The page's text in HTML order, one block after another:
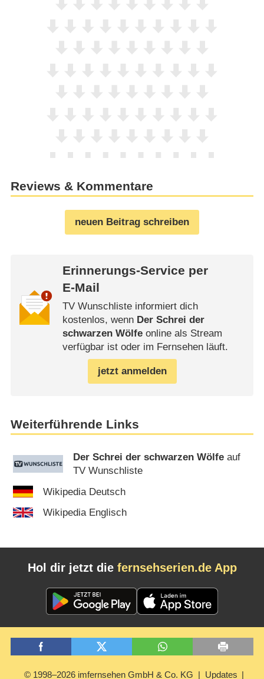
Reviews & Kommentare
neuen Beitrag schreiben
Erinnerungs-Service per
E-Mail
TV Wunschliste informiert dich
kostenlos, wenn Der Schrei der
schwarzen Wölfeonline als Stream
verfügbar ist oder im Fernsehen läuft.
jetzt anmelden
Weiterführende Links
Der Schrei der schwarzen Wölfe auf
TV Wunschliste
Wikipedia Deutsch
Wikipedia Englisch
Hol dir jetzt die fernsehserien.de App
© 1998–2026 imfernsehen GmbH & Co. KG Updates